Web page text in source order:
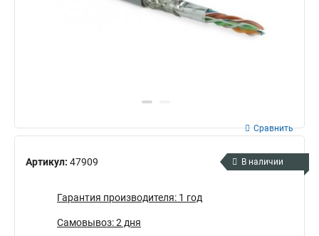
Артикул: 47909
Сравнить
В наличии
Гарантия производителя: 1 год
Самовывоз: 2 дня